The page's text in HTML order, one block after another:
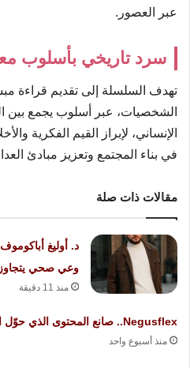
عبر العصور.
سرد تاريخي بأسلوب
تهدف السلسلة إلى تقديم قراءة
الشخصيات، عبر أسلوب يجمع بين
الإنساني، لإبراز القيم الفكرية
في بناء المجتمع وتعزيز مبادئ
مقالات ذات صلة
وعي صحي يتجاوز
منذ 11 دقيقة
Negusflex.. صانع المحتوى الذي حوّل الكوميديا إلى لغة عالمية
منذ أسبوع واحد